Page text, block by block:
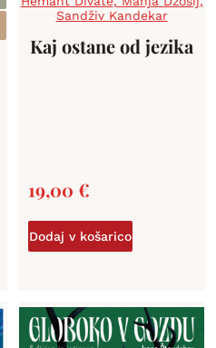
Sandživ Kandekar
Kaj ostane od jezika
19,00 €
Dodaj v košarico